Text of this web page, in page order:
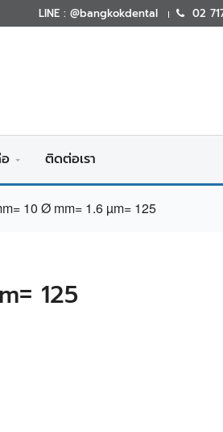
LINE : @bangkokdental 02
ติดต่อเรา
10 Ø mm= 1.6 µm= 125
125